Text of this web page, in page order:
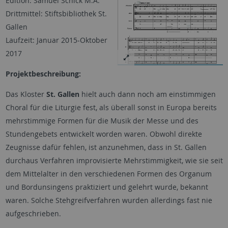
Drittmittel: Stiftsbibliothek St.
Gallen
Laufzeit: Januar 2015-Oktober
2017
Projektbeschreibung:
Das Kloster St. Gallen hielt auch dann noch am einstimmigen
Choral für die Liturgie fest, als überall sonst in Europa bereits
mehrstimmige Formen für die Musik der Messe und des
Stundengebets entwickelt worden waren. Obwohl direkte
Zeugnisse dafür fehlen, ist anzunehmen, dass in St. Gallen
durchaus Verfahren improvisierte Mehrstimmigkeit, wie sie seit
dem Mittelalter in den verschiedenen Formen des Organum
und Bordunsingens praktiziert und gelehrt wurde, bekannt
waren. Solche Stehgreifverfahren wurden allerdings fast nie
aufgeschrieben.